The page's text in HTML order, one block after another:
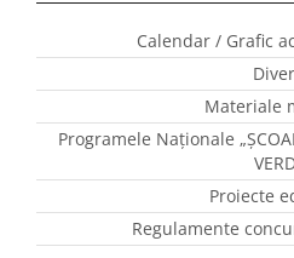
Calendar / Grafic
Materiale
Programele Naţionale
Proiecte
Regulamente